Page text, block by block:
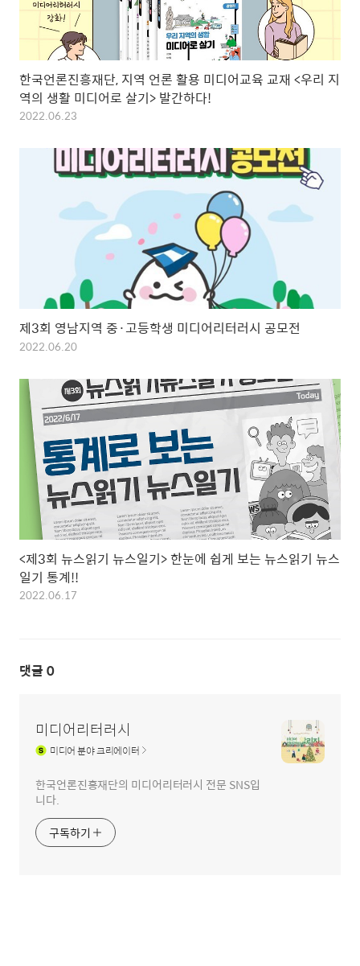
한국언론진흥재단, 지역 언론 활용 미디어교육 교재 <우리 지
역의 생활 미디어로 살기> 발간하다!
2022.06.23
제3회 영남지역 중·고등학생 미디어리터러시 공모전
2022.06.20
<제3회 뉴스읽기 뉴스일기> 한눈에 쉽게 보는 뉴스읽기 뉴스
일기 통계!!
2022.06.17
댓글 0
미디어리터러시
미디어분야 크리에이터
한국언론진흥재단의 미디어리터러시 전문 SNS입
니다.
구독하기